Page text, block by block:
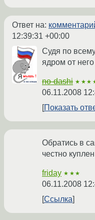
Ответ на:
12:39:31 +00:00
Судя по
ядром от него
no-dashi
06.11.2008
Показать
Обратись в
честно
friday ★★★
06.11.2008
Ссылка